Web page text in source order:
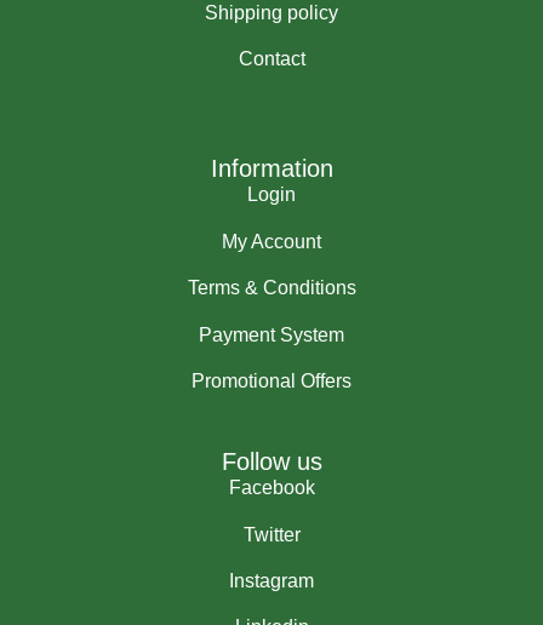
Shipping policy
Contact
Information
Login
My Account
Terms & Conditions
Payment System
Promotional Offers
Follow us
Facebook
Twitter
Instagram